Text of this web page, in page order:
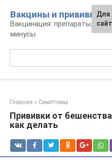
контенту
Вакцины и прививки
Вакцинация: препараты,
минусы
Главная » Симптомы
Прививки от
как делать
Для